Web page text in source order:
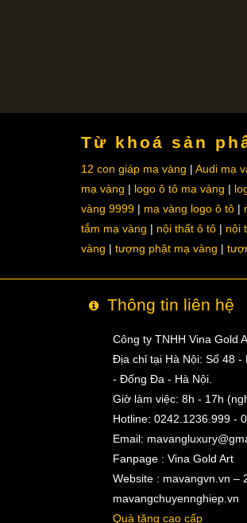
Từ khoá sản
12 con giáp mạ vàng Audi mạ
mạ vàng
logo ô tô mạ vàng
vàng 9999
mạ vàng logo ô tô
tắm mạ vàng
nội thất ô tô nội
vàng
tượng phật mạ vàng
Thông tin liên hệ
Công ty TNHH Vina Gold
Địa chỉ tại Hà Nội: Số 48 -
- Đống Đa - Hà Nội.
Giờ làm việc: 8h - 17h
Hotline: 0242.1236.999 -
Email:
Fanpage : Vina Gold Art
Website : mavangvn.vn –
mavangchuyennghiep.vn
Quà tặng cao cấp